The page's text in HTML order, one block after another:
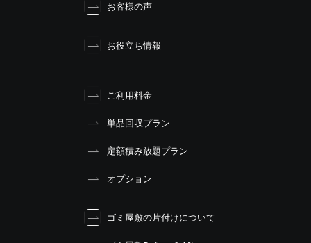
お客様の声
お役立ち情報
ご利用料金
単品回収プラン
定額積み放題プラン
オプション
ゴミ屋敷の片付けについて